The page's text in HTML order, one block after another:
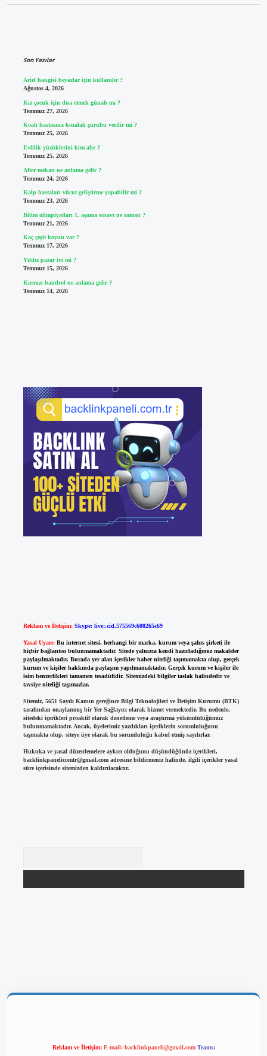
Son Yazılar
Ariel hangisi beyazlar için kullanılır ?
Ağustos 4, 2026
Kız çocuk için dua etmek günah mı ?
Temmuz 27, 2026
Koah hastasına kozalak şurubu verilir mi ?
Temmuz 25, 2026
Evlilik yüzüklerini kim alır ?
Temmuz 25, 2026
After mekan ne anlama gelir ?
Temmuz 24, 2026
Kalp hastaları vücut geliştirme yapabilir mi ?
Temmuz 23, 2026
Bilim olimpiyatları 1. aşama sınavı ne zaman ?
Temmuz 21, 2026
Kaç çeşit koyun var ?
Temmuz 17, 2026
Yıldız pazar iyi mi ?
Temmuz 15, 2026
Kırmızı bandrol ne anlama gelir ?
Temmuz 14, 2026
Reklam ve İletişim: Skype: live:.cid.575569c608265c69
Yasal Uyarı: Bu internet sitesi, herhangi bir marka, kurum veya şahıs şirketi ile
hiçbir bağlantısı bulunmamaktadır. Sitede yalnızca kendi hazırladığımız makaleler
paylaşılmaktadır. Burada yer alan içerikler haber niteliği taşımamakta olup, gerçek
kurum ve kişiler hakkında paylaşım yapılmamaktadır. Gerçek kurum ve kişiler ile
isim benzerlikleri tamamen tesadüfidir. Sitemizdeki bilgiler taslak halindedir ve
tavsiye niteliği taşımazlar.
Sitemiz, 5651 Sayılı Kanun gereğince Bilgi Teknolojileri ve İletişim Kurumu (BTK)
tarafından onaylanmış bir Yer Sağlayıcı olarak hizmet vermektedir. Bu nedenle,
sitedeki içerikleri proaktif olarak denetleme veya araştırma yükümlülüğümüz
bulunmamaktadır. Ancak, üyelerimiz yazdıkları içeriklerin sorumluluğunu
taşımakta olup, siteye üye olarak bu sorumluluğu kabul etmiş sayılırlar.
Hukuka ve yasal düzenlemelere aykırı olduğunu düşündüğünüz içerikleri,
backlinkpanelicomtr@gmail.comadresine bildirmeniz halinde, ilgili içerikler yasal
süre içerisinde sitemizden kaldırılacaktır.
Reklam ve İletişim: E-mail: backlinkpaneli@gmail.com Teams: